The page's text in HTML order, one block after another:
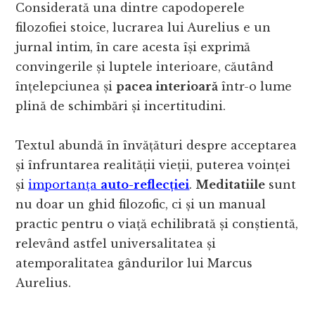
Considerată una dintre capodoperele
filozofiei stoice, lucrarea lui Aurelius e un
jurnal intim, în care acesta își exprimă
convingerile și luptele interioare, căutând
înțelepciunea șipacea interioară într-o lume
plină de schimbări și incertitudini.
Textul abundă în învățături despre acceptarea
și înfruntarea realității vieții, puterea voinței
șiimportanța auto-reflecției. Meditatiile sunt
nu doar un ghid filozofic, ci și un manual
practic pentru o viață echilibrată și conștientă,
relevând astfel universalitatea și
atemporalitatea gândurilor lui Marcus
Aurelius.